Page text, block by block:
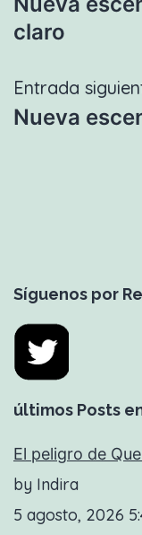
de
claro
Entrada
Nueva
Síguenos por
últimos Posts
El peligro de
by Indira
5 agosto, 2026